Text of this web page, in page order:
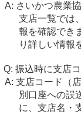
さいかつ農業
支店一覧では
報を確認でき
り詳しい情報
振込時に支店
支店コード（
別口座への誤
に、支店名・